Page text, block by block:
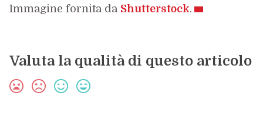
Immagine fornita da Shutterstock.
Valuta la qualità di questo articolo